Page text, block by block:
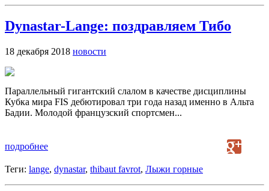
Dynastar-Lange: поздравляем Тибо
18 декабря 2018 новости
Параллельный гигантский слалом в качестве дисциплины
Кубка мира FIS дебютировал три года назад именно в Альта
Бадии. Молодой французский спортсмен...
подробнее
Теги: lange, dynastar, thibaut favrot, Лыжи горные